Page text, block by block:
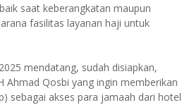
saat keberangkatan maupun
fasilitas layanan haji untuk
mendatang, sudah disiapkan,
Ahmad Qosbi yang ingin memberikan
sebagai akses para jamaah dari hotel